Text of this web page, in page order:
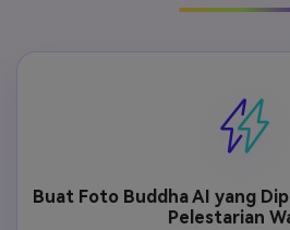
Buat Foto Buddha AI yang
Pelestarian